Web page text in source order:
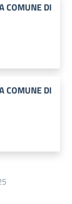
COMUNE DI
COMUNE DI